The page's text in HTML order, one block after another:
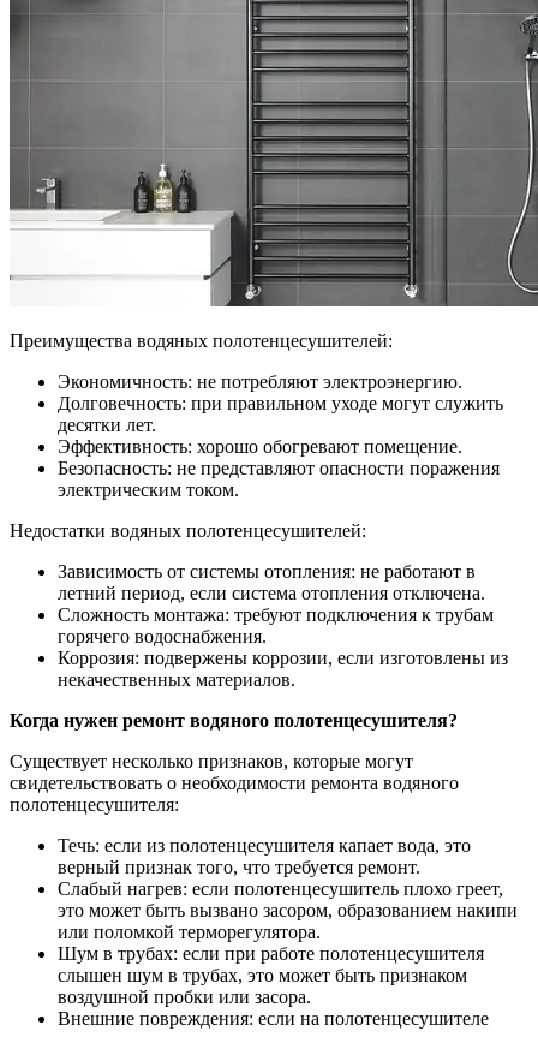
Преимущества водяных полотенцесушителей:
Экономичность: не потребляют электроэнергию.
Долговечность: при правильном уходе могут служить
десятки лет.
Эффективность: хорошо обогревают помещение.
Безопасность: не представляют опасности поражения
электрическим током.
Недостатки водяных полотенцесушителей:
Зависимость от системы отопления: не работают в
летний период, если система отопления отключена.
Сложность монтажа: требуют подключения к трубам
горячего водоснабжения.
Коррозия: подвержены коррозии, если изготовлены из
некачественных материалов.
Когда нужен ремонт водяного полотенцесушителя?
Существует несколько признаков, которые могут
свидетельствовать о необходимости ремонта водяного
полотенцесушителя:
Течь: если из полотенцесушителя капает вода, это
верный признак того, что требуется ремонт.
Слабый нагрев: если полотенцесушитель плохо греет,
это может быть вызвано засором, образованием накипи
или поломкой терморегулятора.
Шум в трубах: если при работе полотенцесушителя
слышен шум в трубах, это может быть признаком
воздушной пробки или засора.
Внешние повреждения: если на полотенцесушителе